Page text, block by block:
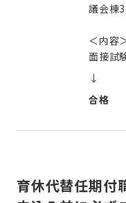
議会棟
＜内容
面接試
↓
合格
育休代替任期付